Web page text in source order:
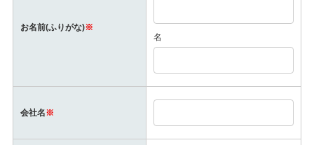
ん。お使いのブラウザの設定でクッキーを拒否することが
可能ですが、その結果、Webサイトを正常に利用できなく
なる場合がございますのでご了承ください。
〒102-0094
ニューオータニ ガーデンコート13階
お名前(ふりがな)※
名
会社名※